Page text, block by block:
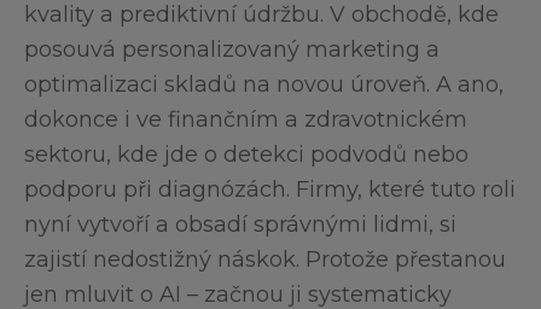
kvality a prediktivní údržbu. V obchodě, kde
posouvá personalizovaný marketing a
optimalizaci skladů na novou úroveň. A ano,
dokonce i ve finančním a zdravotnickém
sektoru, kde jde o detekci podvodů nebo
podporu při diagnózách. Firmy, které tuto roli
nyní vytvoří a obsadí správnými lidmi, si
zajistí nedostižný náskok. Protože přestanou
jen mluvit o AI – začnou ji systematicky